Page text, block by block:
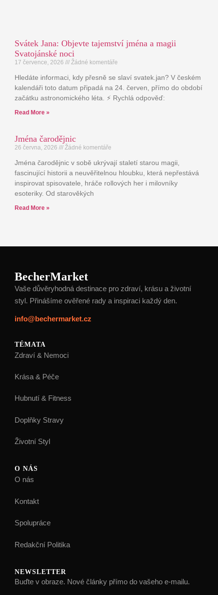
Svátek Jana: Objevte tajemství jména a magii
Svatojánské noci
17 července, 2026 Žádné komentáře
Hledáte informaci, kdy přesně se slaví svatek.jan? V českém
kalendáři toto datum připadá na 24. červen, přímo do období
začátku astronomického léta. ⚡ Rychlá odpověď:
Read More »
Jména čarodějnic
26 června, 2026 Žádné komentáře
Jména čarodějnic v sobě ukrývají staletí starou magii,
fascinující historii a neuvěřitelnou hloubku, která nepřestává
inspirovat spisovatele, hráče rollových her i milovníky
esoteriky. Od starověkých
Read More »
BecherMarket
Vaše důvěryhodná destinace pro zdraví, krásu a životní
styl. Přinášíme ověřené rady a inspiraci každý den.
info@bechermarket.cz
TÉMATA
Zdraví & Nemoci
Krása & Péče
Hubnutí & Fitness
Doplňky Stravy
Životní Styl
O NÁS
O nás
Kontakt
Spolupráce
Redakční Politika
NEWSLETTER
Buďte v obraze. Nové články přímo do vašeho e-mailu.